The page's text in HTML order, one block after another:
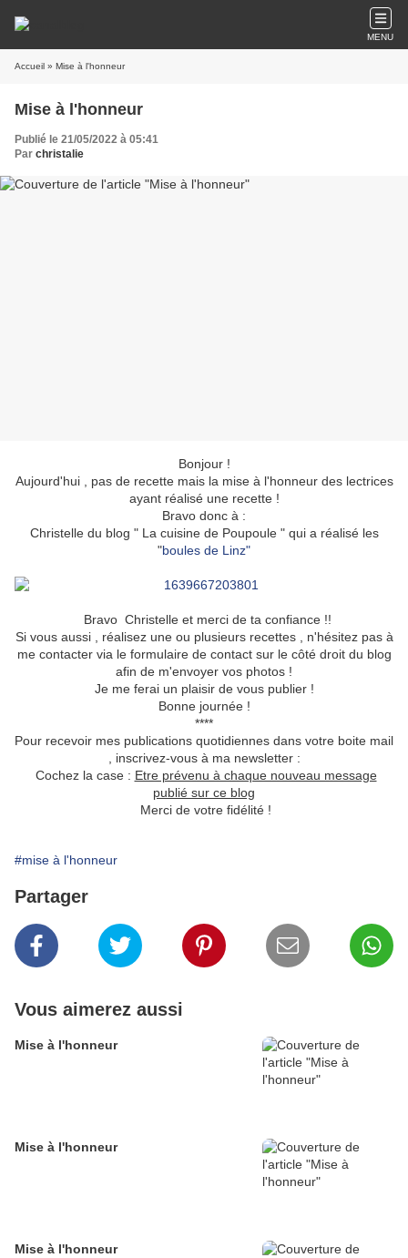
MENU
Accueil » Mise à l'honneur
Mise à l'honneur
Publié le 21/05/2022 à 05:41
Par christalie
Bonjour !
Aujourd'hui , pas de recette mais la mise à l'honneur des lectrices
ayant réalisé une recette !
Bravo donc à :
Christelle du blog " La cuisine de Poupoule " qui a réalisé les
"boules de Linz"
Bravo Christelle et merci de ta confiance !!
Si vous aussi , réalisez une ou plusieurs recettes , n'hésitez pas à
me contacter via le formulaire de contact sur le côté droit du blog
afin de m'envoyer vos photos !
Je me ferai un plaisir de vous publier !
Bonne journée !
****
Pour recevoir mes publications quotidiennes dans votre boite mail
, inscrivez-vous à ma newsletter :
Cochez la case : Etre prévenu à chaque nouveau message
publié sur ce blog
Merci de votre fidélité !
#mise à l'honneur
Partager
Vous aimerez aussi
Mise à l'honneur
Mise à l'honneur
Mise à l'honneur